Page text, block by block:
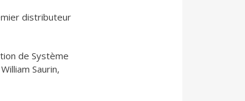
distributeur
de Système
Saurin,